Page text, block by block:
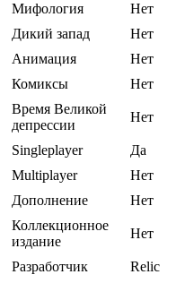
Мифология
Нет
Дикий запад
Нет
Анимация
Нет
Комиксы
Нет
Время Великой
депрессии
Нет
Singleplayer
Да
Multiplayer
Нет
Дополнение
Нет
Коллекционное
издание
Нет
Разработчик
Relic